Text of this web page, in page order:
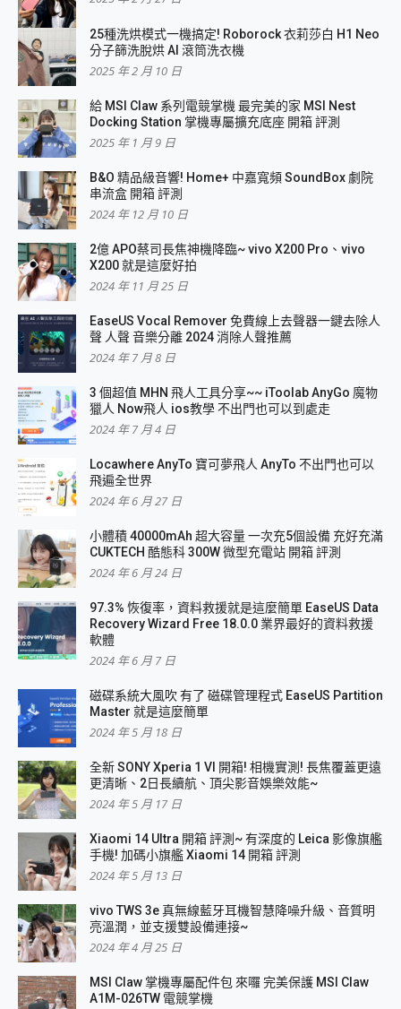
25種洗烘模式一機搞定! Roborock 衣莉莎白 H1 Neo
分子篩洗脫烘 AI 滾筒洗衣機
2025 年 2 月 10 日
給 MSI Claw 系列電競掌機 最完美的家 MSI Nest
Docking Station 掌機專屬擴充底座 開箱 評測
2025 年 1 月 9 日
B&O 精品級音響! Home+ 中嘉寬頻 SoundBox 劇院
串流盒 開箱 評測
2024 年 12 月 10 日
2億 APO蔡司長焦神機降臨~ vivo X200 Pro、vivo
X200 就是這麼好拍
2024 年 11 月 25 日
EaseUS Vocal Remover 免費線上去聲器一鍵去除人
聲 人聲 音樂分離 2024 消除人聲推薦
2024 年 7 月 8 日
3 個超值 MHN 飛人工具分享~~ iToolab AnyGo 魔物
獵人 Now飛人 ios教學 不出門也可以到處走
2024 年 7 月 4 日
Locawhere AnyTo 寶可夢飛人 AnyTo 不出門也可以
飛遍全世界
2024 年 6 月 27 日
小體積 40000mAh 超大容量 一次充5個設備 充好充滿
CUKTECH 酷態科 300W 微型充電站 開箱 評測
2024 年 6 月 24 日
97.3% 恢復率，資料救援就是這麼簡單 EaseUS Data
Recovery Wizard Free 18.0.0 業界最好的資料救援
軟體
2024 年 6 月 7 日
磁碟系統大風吹 有了 磁碟管理程式 EaseUS Partition
Master 就是這麼簡單
2024 年 5 月 18 日
全新 SONY Xperia 1 VI 開箱! 相機實測! 長焦覆蓋更遠
更清晰、2日長續航、頂尖影音娛樂效能~
2024 年 5 月 17 日
Xiaomi 14 Ultra 開箱 評測~ 有深度的 Leica 影像旗艦
手機! 加碼小旗艦 Xiaomi 14 開箱 評測
2024 年 5 月 13 日
vivo TWS 3e 真無線藍牙耳機智慧降噪升級、音質明
亮溫潤，並支援雙設備連接~
2024 年 4 月 25 日
MSI Claw 掌機專屬配件包 來囉 完美保護 MSI Claw
A1M-026TW 電競掌機